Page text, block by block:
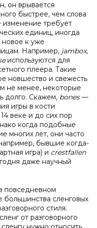
он врывается
быстрее, чем слова
изменение требует
единиц, иногда
новое к уже
Например, jambox,
используются для
плеера. Такие
новшество и свежесть
не менее, некоторые
долго. Скажем, bones—
игры в кости
веке и до сих пор
когда подобные
многих лет, они часто
бывшие когда-
игра) и crestfallen
даже научный
повседневном
сленговых
стиля.
от разговорного